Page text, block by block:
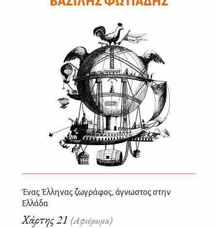
Ένας Έλληνας ζωγράφος, άγνωστος στην
Ελλάδα
Χάρτης 21 (Αφιέρωμα)